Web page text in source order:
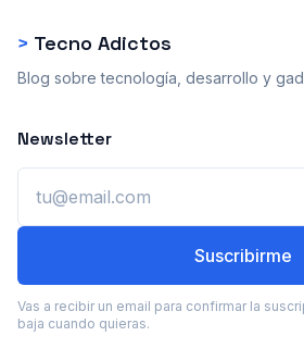
> Tecno Adictos
Blog sobre tecnología, desarrollo y
Newsletter
Suscribirme
Vas a recibir un email para confirmar la
baja cuando quieras.